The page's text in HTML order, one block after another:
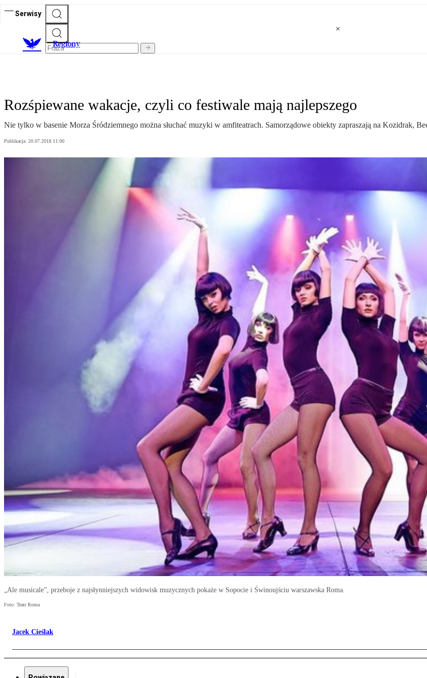
Serwisy
Regiony
Rozśpiewane wakacje, czyli co festiwale mają najlepszego
Nie tylko w basenie Morza Śródziemnego można słuchać muzyki w amfiteatrach. Samorządowe obiekty zapraszają na Kozidrak,
Publikacja: 20.07.2018 11:00
„Ale musicale”, przeboje z najsłynniejszych widowisk muzycznych pokaże w Sopocie i Świnoujściu warszawska Roma.
Foto: Teatr Roma
Jacek Cieślak